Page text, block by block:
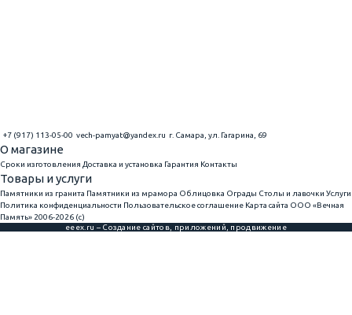
+7 (917) 113-05-00 vech-pamyat@yandex.ru г. Самара, ул. Гагарина, 69
О магазине
Сроки изготовления Доставка и установка Гарантия Контакты
Товары и услуги
Памятники из гранита Памятники из мрамора Облицовка Ограды Столы и лавочки Услуги
Политика конфиденциальности Пользовательское соглашение Карта сайта ООО «Вечная
Память» 2006-2026 (с)
eeex.ru – Создание сайтов, приложений, продвижение